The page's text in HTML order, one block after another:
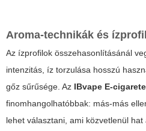
Aroma-technikák és
Az ízprofilok összehasonlításánál
intenzitás, íz torzulása hosszú
gőz sűrűsége. Az IBvape E-cigarete
finomhangolhatóbbak: más-más
lehet választani, ami közvetlenül